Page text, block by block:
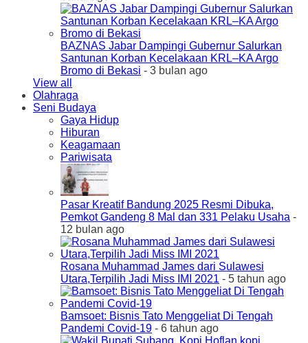
BAZNAS Jabar Dampingi Gubernur Salurkan
Santunan Korban Kecelakaan KRL–KA Argo
Bromo di Bekasi - 3 bulan ago
View all
Olahraga
Seni Budaya
Gaya Hidup
Hiburan
Keagamaan
Pariwisata
Pasar Kreatif Bandung 2025 Resmi Dibuka,
Pemkot Gandeng 8 Mal dan 331 Pelaku Usaha -
12 bulan ago
Rosana Muhammad James dari Sulawesi
Utara,Terpilih Jadi Miss IMI 2021 - 5 tahun ago
Bamsoet: Bisnis Tato Menggeliat Di Tengah
Pandemi Covid-19 - 6 tahun ago